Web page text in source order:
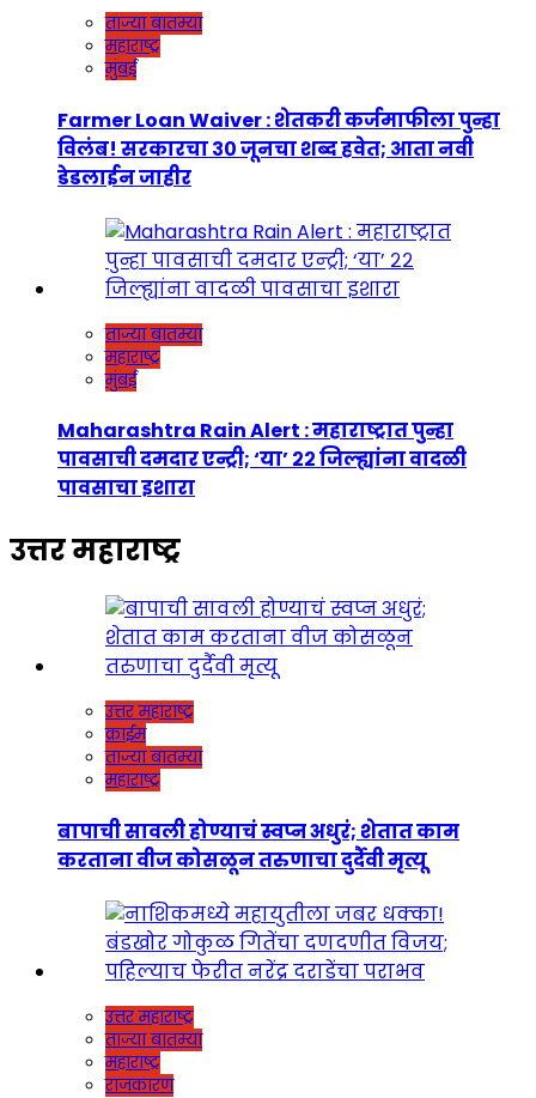
ताज्या बातम्या
महाराष्ट्र
मुंबई
Farmer Loan Waiver : शेतकरी कर्जमाफीला पुन्हा
विलंब! सरकारचा ३० जूनचा शब्द हवेत; आता नवी
डेडलाईन जाहीर
ताज्या बातम्या
महाराष्ट्र
मुंबई
Maharashtra Rain Alert : महाराष्ट्रात पुन्हा
पावसाची दमदार एन्ट्री; ‘या’ २२ जिल्ह्यांना वादळी
पावसाचा इशारा
उत्तर महाराष्ट्र
उत्तर महाराष्ट्र
क्राईम
ताज्या बातम्या
महाराष्ट्र
बापाची सावली होण्याचं स्वप्न अधुरं; शेतात काम
करताना वीज कोसळून तरुणाचा दुर्दैवी मृत्यू
उत्तर महाराष्ट्र
ताज्या बातम्या
महाराष्ट्र
राजकारण